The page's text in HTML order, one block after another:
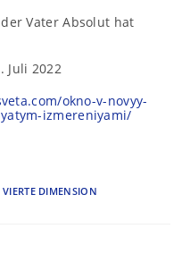
Vater Absolut hat
Juli 2022
okno-v-novyy-
izmereniyami/
VIERTE DIMENSION